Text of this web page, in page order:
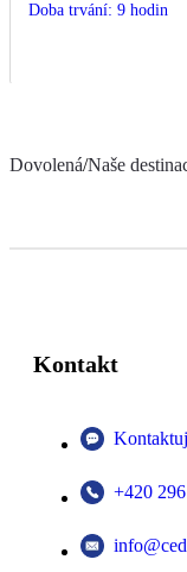
Doba trvání: 9 hodin
Dovolená/Naše
Kontakt
+420